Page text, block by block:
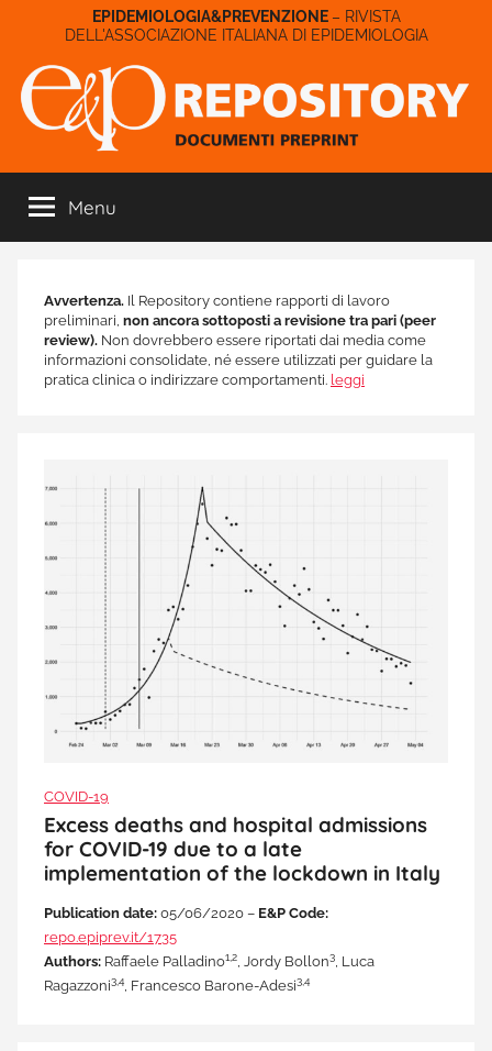
contenuto
– RIVISTA
DELL'ASSOCIAZIONE ITALIANA DI EPIDEMIOLOGIA
E&P
Repository
Menu
Avvertenza. Il Repository contiene rapporti di lavoro
preliminari, non ancora sottoposti a revisione tra pari (peer
review). Non dovrebbero essere riportati dai media come
informazioni consolidate, né essere utilizzati per guidare la
pratica clinica o indirizzare comportamenti. leggi
COVID-19
Excess deaths and hospital admissions
for COVID-19 due to a late
implementation of the lockdown in Italy
Publication date: 05/06/2020 – E&P Code:
repo.epiprev.it/1735
Authors: Raffaele Palladino1,2 , Jordy Bollon3
, Luca
Ragazzoni3,4 , Francesco Barone-Adesi3,4